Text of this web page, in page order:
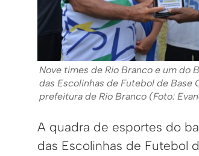
Nove times de Rio Branco e um do
das Escolinhas de Futebol de Base
prefeitura de Rio Branco (Foto:
A quadra de esportes do
das Escolinhas de Futebol